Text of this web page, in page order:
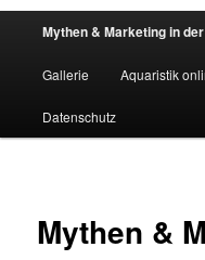
HauptmenüMythen & Marketing in
Gallerie Aquaristik
Datenschutz
Mythen &